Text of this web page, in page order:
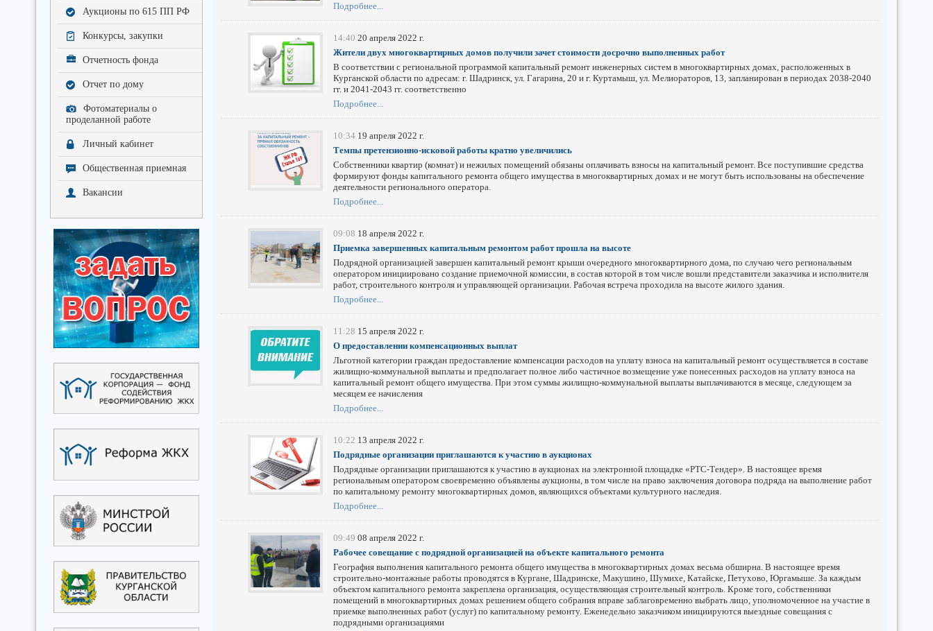
Аукционы по 615 ПП РФ
Конкурсы, закупки
Отчетность фонда
Отчет по дому
Фотоматериалы о
проделанной работе
Личный кабинет
Общественная приемная
Вакансии
Подробнее...
14:40 20 апреля 2022 г.
Жители двух многоквартирных домов получили зачет стоимости досрочно выполненных работ
В соответствии с региональной программой капитальный ремонт инженерных систем в многоквартирных домах, расположенных в
Курганской области по адресам: г. Шадринск, ул. Гагарина, 20 и г. Куртамыш, ул. Мелиораторов, 13, запланирован в периодах 2038-2040
гг. и 2041-2043 гг. соответственно
Подробнее...
10:34 19 апреля 2022 г.
Темпы претензионно-исковой работы кратно увеличились
Собственники квартир (комнат) и нежилых помещений обязаны оплачивать взносы на капитальный ремонт. Все поступившие средства
формируют фонды капитального ремонта общего имущества в многоквартирных домах и не могут быть использованы на обеспечение
деятельности регионального оператора.
Подробнее...
09:08 18 апреля 2022 г.
Приемка завершенных капитальным ремонтом работ прошла на высоте
Подрядной организацией завершен капитальный ремонт крыши очередного многоквартирного дома, по случаю чего региональным
оператором инициировано создание приемочной комиссии, в состав которой в том числе вошли представители заказчика и исполнителя
работ, строительного контроля и управляющей организации. Рабочая встреча проходила на высоте жилого здания.
Подробнее...
11:28 15 апреля 2022 г.
О предоставлении компенсационных выплат
Льготной категории граждан предоставление компенсации расходов на уплату взноса на капитальный ремонт осуществляется в составе
жилищно-коммунальной выплаты и предполагает полное либо частичное возмещение уже понесенных расходов на уплату взноса на
капитальный ремонт общего имущества. При этом суммы жилищно-коммунальной выплаты выплачиваются в месяце, следующем за
месяцем ее начисления
Подробнее...
10:22 13 апреля 2022 г.
Подрядные организации приглашаются к участию в аукционах
Подрядные организации приглашаются к участию в аукционах на электронной площадке «РТС-Тендер». В настоящее время
региональным оператором своевременно объявлены аукционы, в том числе на право заключения договора подряда на выполнение работ
по капитальному ремонту многоквартирных домов, являющихся объектами культурного наследия.
Подробнее...
09:49 08 апреля 2022 г.
Рабочее совещание с подрядной организацией на объекте капитального ремонта
География выполнения капитального ремонта общего имущества в многоквартирных домах весьма обширна. В настоящее время
строительно-монтажные работы проводятся в Кургане, Шадринске, Макушино, Шумихе, Катайске, Петухово, Юргамыше. За каждым
объектом капитального ремонта закреплена организация, осуществляющая строительный контроль. Кроме того, собственники
помещений в многоквартирных домах решением общего собрания вправе заблаговременно выбрать лицо, уполномоченное на участие в
приемке выполненных работ (услуг) по капитальному ремонту. Еженедельно заказчиком инициируются выездные совещания с
подрядными организациями